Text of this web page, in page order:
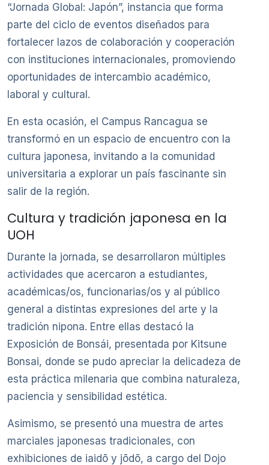
“Jornada Global: Japón”, instancia que forma
parte del ciclo de eventos diseñados para
fortalecer lazos de colaboración y cooperación
con instituciones internacionales, promoviendo
oportunidades de intercambio académico,
laboral y cultural.
En esta ocasión, el Campus Rancagua se
transformó en un espacio de encuentro con la
cultura japonesa, invitando a la comunidad
universitaria a explorar un país fascinante sin
salir de la región.
Cultura y tradición japonesa en la
UOH
Durante la jornada, se desarrollaron múltiples
actividades que acercaron a estudiantes,
académicas/os, funcionarias/os y al público
general a distintas expresiones del arte y la
tradición nipona. Entre ellas destacó la
Exposición de Bonsái, presentada por Kitsune
Bonsai, donde se pudo apreciar la delicadeza de
esta práctica milenaria que combina naturaleza,
paciencia y sensibilidad estética.
Asimismo, se presentó una muestra de artes
marciales japonesas tradicionales, con
exhibiciones de iaidō y jōdō, a cargo del Dojo